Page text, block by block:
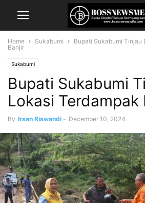
Home Sukabumi
Bupati Sukabumi Tinjau
Banjir
Sukabumi
Bupati Sukabumi
Lokasi Terdampak
By Irsan Riswandi - December 10, 2024